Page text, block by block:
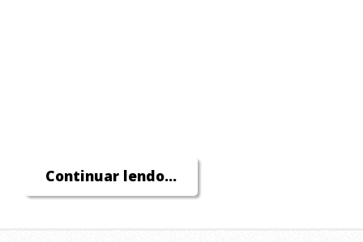
Continuar lendo...